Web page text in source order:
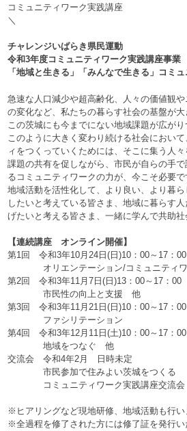
コミュニティワーク実践講座
＼
チャレンジいばらき県民運動
令和3年度コミュニティワーク実践講座事業
「地域と生きる」「みんなで生きる」コミ
急速な人口減少や超高齢化、人々の価値観
の変化など、私たちの暮らす社会の基盤が大
この茨城にも今までにない地域課題が広がり
このように大きく変わり続ける社会におい
ィをつくっていくためには、そこに集う人
課題の共有を促しながら、市民が自らの手
るコミュニティワークの力が、今こそ必要で
地域活動を活性化して、より良い、より暮
したいと考えている皆さま、地域に暮らす
げたいと考える皆さま、一緒に学んで共助社
【連続講座 オンライン開催】
第1回 令和3年10月24日(日)10：00～17：00
オリエンテーション/コミュニティワ
第2回 令和3年11月7日(日)13：00～17：00
市民性の向上と支援 他
第3回 令和3年11月21日(日)10：00～17：00
ファシリテーション
第4回 令和3年12月11日(土)10：00～17：00
地域をつなぐ 他
交流会 令和4年2月 日時未定
市民参加で住みよい茨城をつくる
コミュニティワーク実践講座交流会
※ヒアリングなど現地研修、地域活動も行い
※全過程を修了された方には修了証を発行い